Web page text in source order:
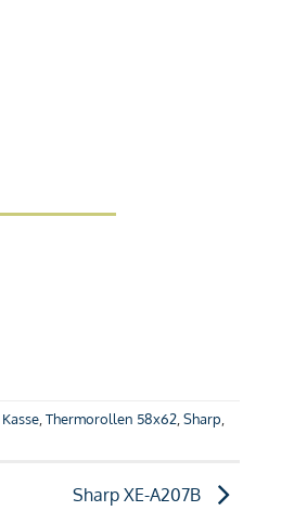
Kasse, Thermorollen 58x62, Sharp
Sharp XE-A207B